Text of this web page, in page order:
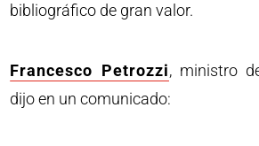
bibliográfico de gran valor.
Francesco Petrozzi, ministro
dijo en un comunicado: